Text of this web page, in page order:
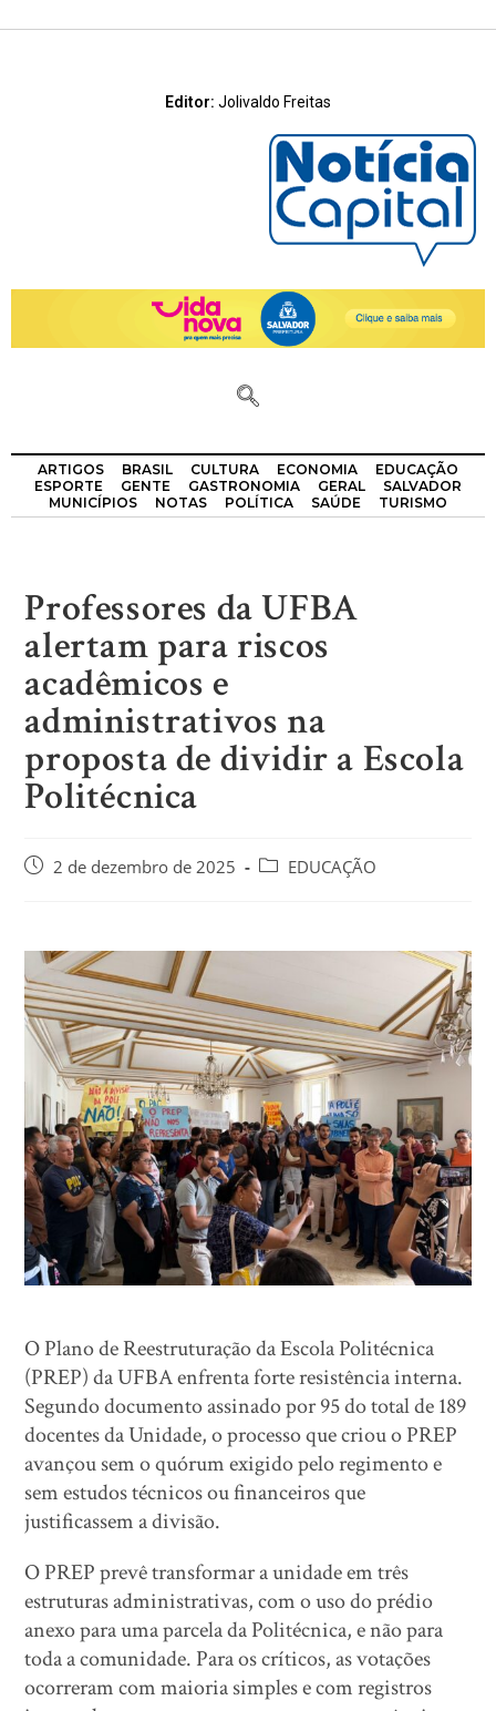
Editor: Jolivaldo Freitas
ARTIGOS BRASIL CULTURA ECONOMIA
EDUCAÇÃO
ESPORTE
GENTE GASTRONOMIA GERAL
SALVADOR
MUNICÍPIOS
NOTAS POLÍTICA SAÚDE TURISMO
Professores da UFBA
alertam para riscos
acadêmicos e
administrativos na
proposta de dividir a Escola
Politécnica
2 de dezembro de 2025 EDUCAÇÃO
O Plano de Reestruturação da Escola Politécnica
(PREP) da UFBA enfrenta forte resistência interna.
Segundo documento assinado por 95 do total de 189
docentes da Unidade, o processo que criou o PREP
avançou sem o quórum exigido pelo regimento e
sem estudos técnicos ou financeiros que
justificassem a divisão.
O PREP prevê transformar a unidade em três
estruturas administrativas, com o uso do prédio
anexo para uma parcela da Politécnica, e não para
toda a comunidade. Para os críticos, as votações
ocorreram com maioria simples e com registros